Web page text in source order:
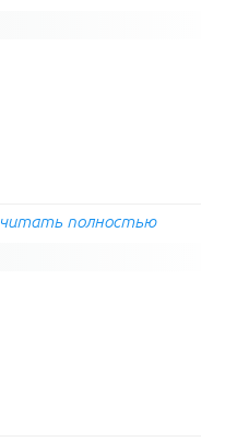
читать полностью